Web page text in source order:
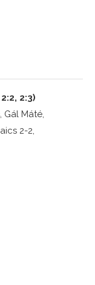
2:3)
Gál Máté,
2-2,